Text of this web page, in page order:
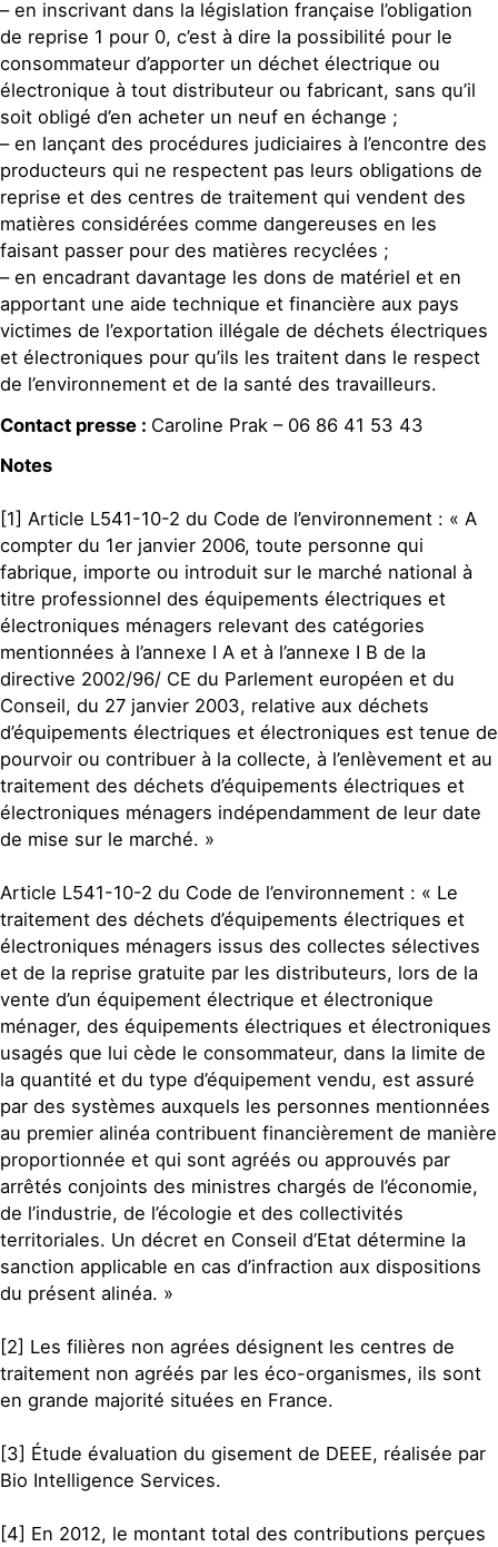
– en inscrivant dans la législation française l’obligation
de reprise 1 pour 0, c’est à dire la possibilité pour le
consommateur d’apporter un déchet électrique ou
électronique à tout distributeur ou fabricant, sans qu’il
soit obligé d’en acheter un neuf en échange ;
– en lançant des procédures judiciaires à l’encontre des
producteurs qui ne respectent pas leurs obligations de
reprise et des centres de traitement qui vendent des
matières considérées comme dangereuses en les
faisant passer pour des matières recyclées ;
– en encadrant davantage les dons de matériel et en
apportant une aide technique et financière aux pays
victimes de l’exportation illégale de déchets électriques
et électroniques pour qu’ils les traitent dans le respect
de l’environnement et de la santé des travailleurs.
Contact presse : Caroline Prak – 06 86 41 53 43
Notes
[1] Article L541-10-2 du Code de l’environnement : « A
compter du 1er janvier 2006, toute personne qui
fabrique, importe ou introduit sur le marché national à
titre professionnel des équipements électriques et
électroniques ménagers relevant des catégories
mentionnées à l’annexe I A et à l’annexe I B de la
directive 2002/96/ CE du Parlement européen et du
Conseil, du 27 janvier 2003, relative aux déchets
d’équipements électriques et électroniques est tenue de
pourvoir ou contribuer à la collecte, à l’enlèvement et au
traitement des déchets d’équipements électriques et
électroniques ménagers indépendamment de leur date
de mise sur le marché. »
Article L541-10-2 du Code de l’environnement : « Le
traitement des déchets d’équipements électriques et
électroniques ménagers issus des collectes sélectives
et de la reprise gratuite par les distributeurs, lors de la
vente d’un équipement électrique et électronique
ménager, des équipements électriques et électroniques
usagés que lui cède le consommateur, dans la limite de
la quantité et du type d’équipement vendu, est assuré
par des systèmes auxquels les personnes mentionnées
au premier alinéa contribuent financièrement de manière
proportionnée et qui sont agréés ou approuvés par
arrêtés conjoints des ministres chargés de l’économie,
de l’industrie, de l’écologie et des collectivités
territoriales. Un décret en Conseil d’Etat détermine la
sanction applicable en cas d’infraction aux dispositions
du présent alinéa. »
[2] Les filières non agrées désignent les centres de
traitement non agréés par les éco-organismes, ils sont
en grande majorité situées en France.
[3] Étude évaluation du gisement de DEEE, réalisée par
Bio Intelligence Services.
[4] En 2012, le montant total des contributions perçues